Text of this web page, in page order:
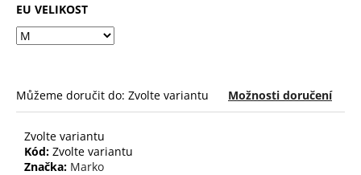
EU VELIKOST
Můžeme doručit do: Zvolte variantu Možnosti doručení
Zvolte variantu
Kód: Zvolte variantu
Značka: Marko